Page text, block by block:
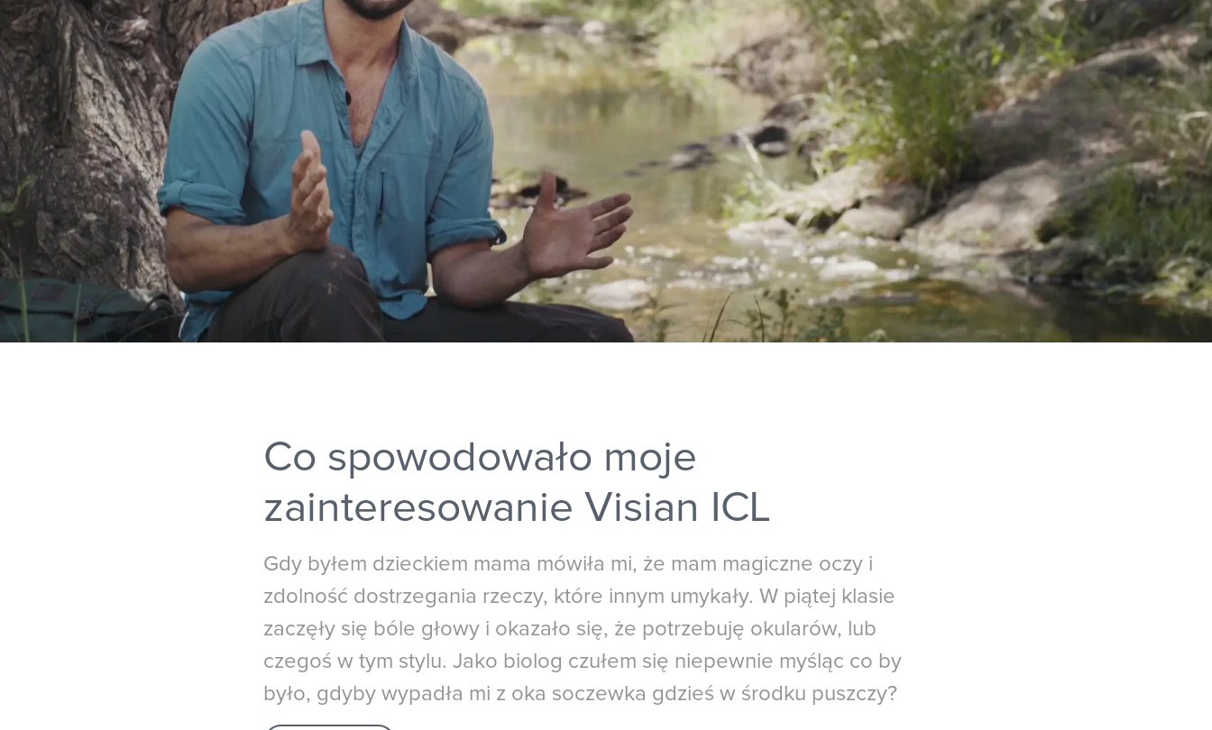
Co spowodowało moje
zainteresowanie Visian ICL
Gdy byłem dzieckiem mama mówiła mi, że mam magiczne oczy i
zdolność dostrzegania rzeczy, które innym umykały. W piątej klasie
zaczęły się bóle głowy i okazało się, że potrzebuję okularów, lub
czegoś w tym stylu. Jako biolog czułem się niepewnie myśląc co by
było, gdyby wypadła mi z oka soczewka gdzieś w środku puszczy?